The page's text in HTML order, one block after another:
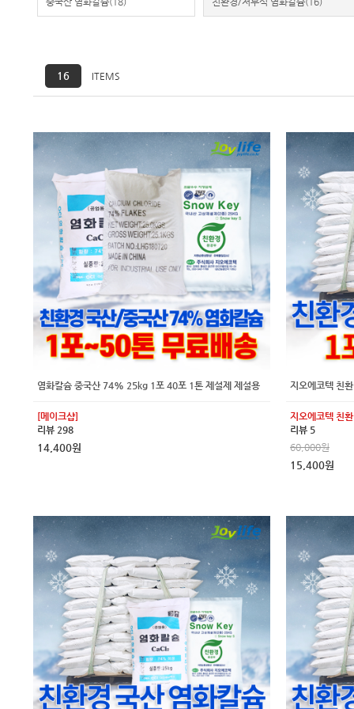
16 ITEMS
염화칼슘 중국산 74% 25kg 1포 40포 1톤 제설제 제설용
[메이크샵]
리뷰 298
14,400원
지오에코텍 친
지오에코텍 친
리뷰 5
60,000원
15,400원